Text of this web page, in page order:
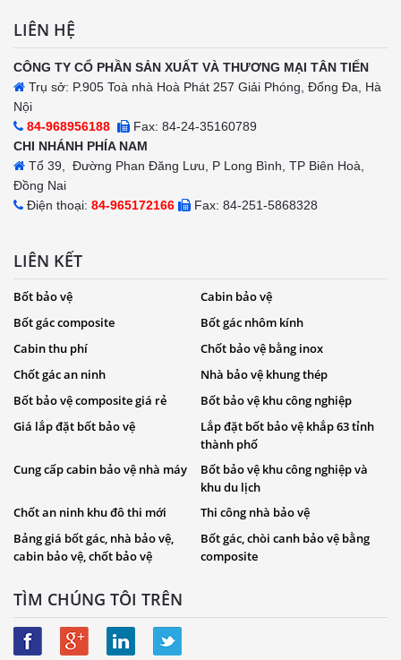
LIÊN HỆ
CÔNG TY CỔ PHẦN SẢN XUẤT VÀ THƯƠNG MẠI TÂN TIẾN
Trụ sở: P.905 Toà nhà Hoà Phát 257 Giải Phóng, Đống Đa, Hà
Nội
84-968956188
Fax: 84-24-35160789
CHI NHÁNH PHÍA NAM
Tổ 39, Đường Phan Đăng Lưu, P Long Bình, TP Biên Hoà,
Đồng Nai
Điện thoại: 84-965172166 Fax: 84-251-5868328
LIÊN KẾT
Bốt bảo vệ
Cabin bảo vệ
Bốt gác composite
Bốt gác nhôm kính
Cabin thu phí
Chốt bảo vệ bằng inox
Chốt gác an ninh
Nhà bảo vệ khung thép
Bốt bảo vệ composite giá rẻ
Bốt bảo vệ khu công nghiệp
Giá lắp đặt bốt bảo vệ
Lắp đặt bốt bảo vệ khắp 63 tỉnh
thành phố
Cung cấp cabin bảo vệ nhà máy Bốt bảo vệ khu công nghiệp và
khu du lịch
Chốt an ninh khu đô thi mới
Thi công nhà bảo vệ
Bảng giá bốt gác, nhà bảo vệ,
cabin bảo vệ, chốt bảo vệ
Bốt gác, chòi canh bảo vệ bằng
composite
TÌM CHÚNG TÔI TRÊN